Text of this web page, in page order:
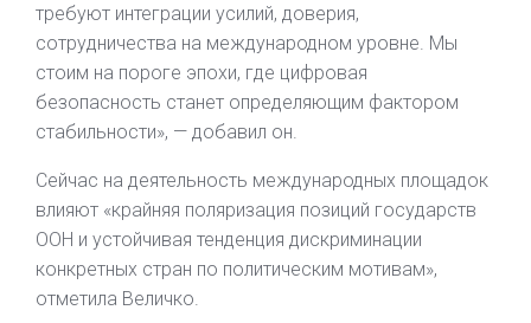
требуют интеграции усилий, доверия,
сотрудничества на международном уровне. Мы
стоим на пороге эпохи, где цифровая
безопасность станет определяющим фактором
стабильности», — добавил он.
Сейчас на деятельность международных площадок
влияют «крайняя поляризация позиций государств
ООН и устойчивая тенденция дискриминации
конкретных стран по политическим мотивам»,
отметила Величко.